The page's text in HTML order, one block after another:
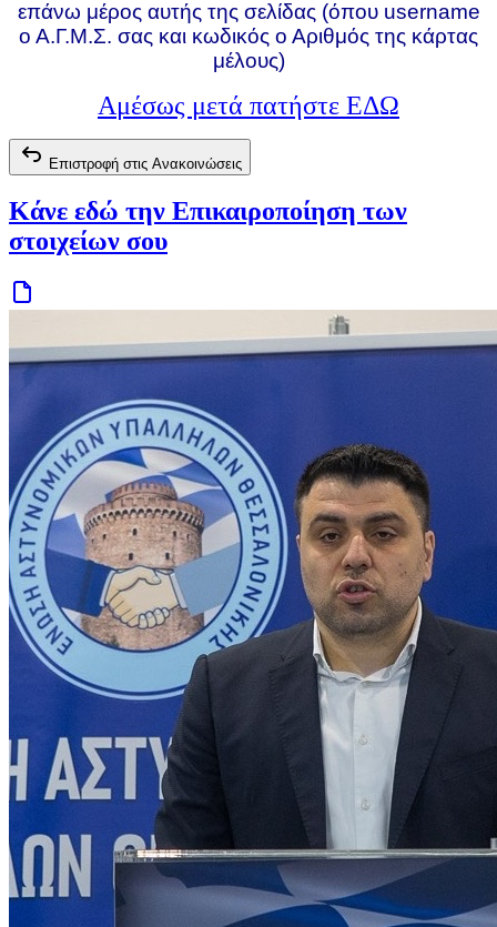
επάνω μέρος αυτής της σελίδας (όπου username
ο Α.Γ.Μ.Σ. σας και κωδικός ο Αριθμός της κάρτας
μέλους)
Αμέσως μετά πατήστε ΕΔΩ
Επιστροφή στις Ανακοινώσεις
Κάνε εδώ την Επικαιροποίηση των
στοιχείων σου